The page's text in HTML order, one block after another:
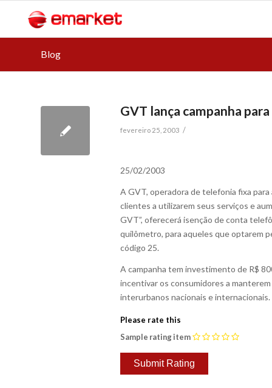
Blog
GVT lança campanha
fevereiro 25, 2003 /
25/02/2003
A GVT, operadora de telefonia fixa
clientes a utilizarem seus serviços e
GVT”, oferecerá isenção de conta
quilômetro, para aqueles que optarem
código 25.
A campanha tem investimento de R$
incentivar os consumidores a
interurbanos nacionais e internacionais.
Please rate this
Sample rating item